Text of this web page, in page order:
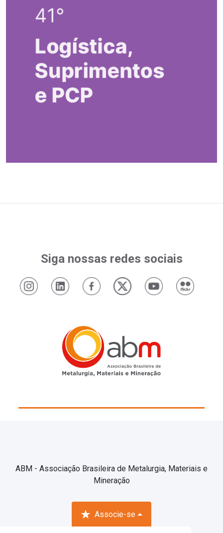
Siga nossas redes sociais
ABM - Associação Brasileira de Metalurgia, Materiais e
Mineração
Associe-se